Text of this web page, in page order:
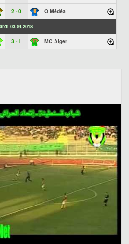
2 - 0 O Médéa
03.04.2018
3 - 1 MC Alger